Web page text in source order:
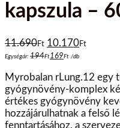
kapszula –
11.690Ft Original
price
11.690Ft.
10.170FtCurrent
Egységár: 194Ft169Ft /db
Myrobalan rLung.12 egy
gyógynövény-komplex
értékes gyógynövény
hozzájárulhatnak a felső
fenntartásához, a